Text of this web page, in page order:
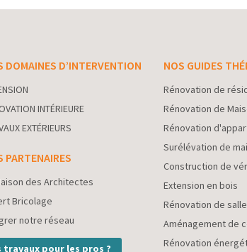
DOMAINES D’INTERVENTION
INTÉRIEURE
EXTÉRIEURS
PARTENAIRES
des Architectes
Bricolage
notre réseau
travaux pour les pros ?
NOS GUIDES
Rénovation de
Rénovation de
Rénovation
Surélévation de
Construction de
Extension en bois
Rénovation de
Aménagement de
Rénovation